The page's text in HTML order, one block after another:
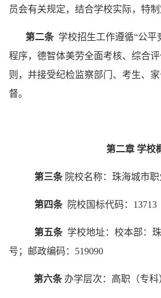
员会有关规定，结合学校实际，特制
第二条 学校招生工作遵循“公平
程序，德智体美劳全面考核、综合
则，并接受纪检监察部门、考生、
督。
第二章 学校
第三条 院校名称：珠海城市
第四条 院校国标代码： 13713
第五条 学校地址：校本部：
号；邮政编码：519090
第六条 办学层次：高职（专科